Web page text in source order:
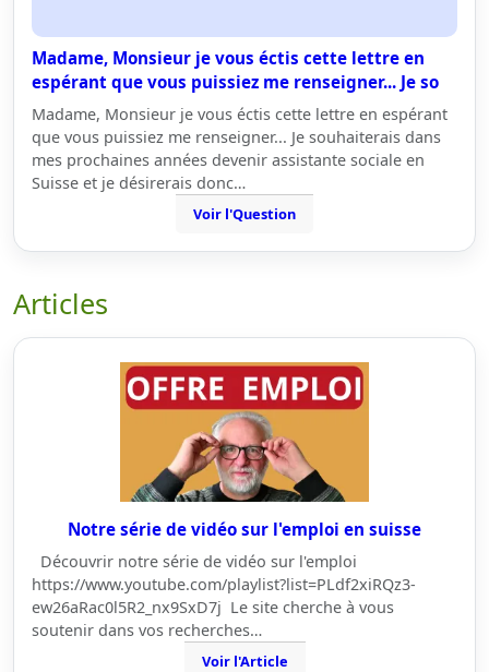
Madame, Monsieur je vous éctis cette lettre en
espérant que vous puissiez me renseigner... Je so
Madame, Monsieur je vous éctis cette lettre en espérant
que vous puissiez me renseigner... Je souhaiterais dans
mes prochaines années devenir assistante sociale en
Suisse et je désirerais donc…
Voir l'Question
Articles
Notre série de vidéo sur l'emploi en suisse
Découvrir notre série de vidéo sur l'emploi
https://www.youtube.com/playlist?list=PLdf2xiRQz3-
ew26aRac0l5R2_nx9SxD7j Le site cherche à vous
soutenir dans vos recherches…
Voir l'Article